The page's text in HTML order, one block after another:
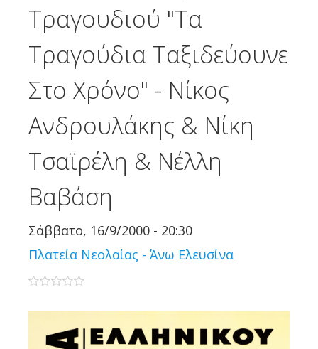
Τραγουδιού "Τα
Τραγούδια Ταξιδεύουνε
Στο Χρόνο" - Νίκος
Ανδρουλάκης & Νίκη
Τσαϊρέλη & Νέλλη
Βαβάση
Σάββατο, 16/9/2000 - 20:30
Πλατεία Νεολαίας - Άνω Ελευσίνα
0 stars